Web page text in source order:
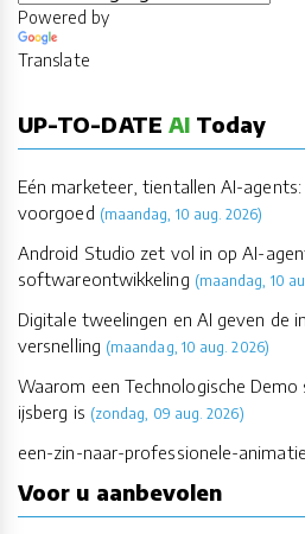
Powered by
Translate
UP-TO-DATE AI Today
Eén marketeer, tientallen AI-
voorgoed (maandag, 10 aug. 2026)
Android Studio zet vol in op AI-
softwareontwikkeling (maandag, 10
Digitale tweelingen en AI geven de
versnelling (maandag, 10 aug. 2026)
Waarom een Technologische
ijsberg is (zondag, 09 aug. 2026)
een-zin-naar-professionele-
Voor u aanbevolen